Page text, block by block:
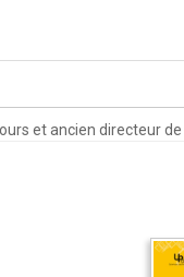
et ancien directeur